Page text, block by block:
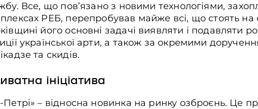
Все, що пов’язано з новими технологіями,
РЕБ, перепробував майже всі, що стоять на
його основні задачі виявляти і подавляти
української арти, а також за окремими
та скидів.
ініціатива
Петрі» – відносна новинка на ринку озброєнь. Це